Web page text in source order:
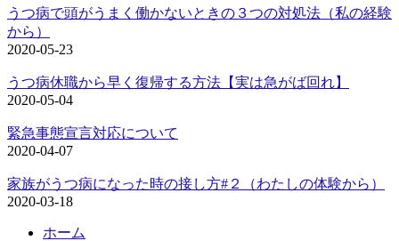
うつ病で頭がうまく働かないときの３つの対処法（私の経験
から）
2020-05-23
うつ病休職から早く復帰する方法【実は急がば回れ】
2020-05-04
緊急事態宣言対応について
2020-04-07
家族がうつ病になった時の接し方#２（わたしの体験から）
2020-03-18
ホーム